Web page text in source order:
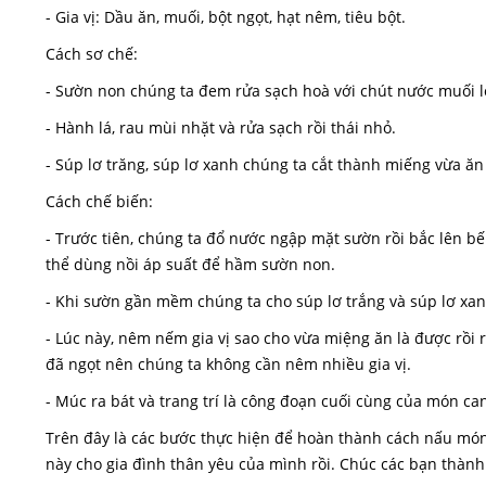
- Gia vị: Dầu ăn, muối, bột ngọt, hạt nêm, tiêu bột.
Cách sơ chế:
- Sườn non chúng ta đem rửa sạch hoà với chút nước muối
- Hành lá, rau mùi nhặt và rửa sạch rồi thái nhỏ.
- Súp lơ trăng, súp lơ xanh chúng ta cắt thành miếng vừa
Cách chế biến:
- Trước tiên, chúng ta đổ nước ngập mặt sườn rồi bắc lên
thể dùng nồi áp suất để hầm sườn non.
- Khi sườn gần mềm chúng ta cho súp lơ trắng và súp lơ
- Lúc này, nêm nếm gia vị sao cho vừa miệng ăn là được
đã ngọt nên chúng ta không cần nêm nhiều gia vị.
- Múc ra bát và trang trí là công đoạn cuối cùng của món
Trên đây là các bước thực hiện để hoàn thành cách nấu
này cho gia đình thân yêu của mình rồi. Chúc các bạn